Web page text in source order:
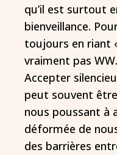
qu’il est surtout
bienveillance.
toujours en riant
vraiment pas WW.
Accepter
peut souvent
nous poussant à
déformée de
des barrières